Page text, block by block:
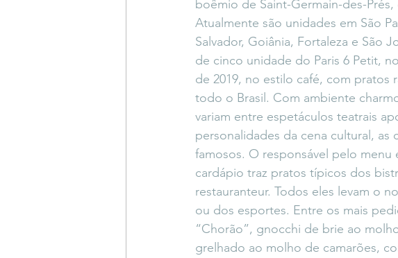
boêmio de Saint-Germain-des-
Atualmente são unidades em São
Salvador, Goiânia, Fortaleza e São
de cinco unidade do Paris 6 Petit,
de 2019, no estilo café, com pratos
todo o Brasil. Com ambiente
variam entre espetáculos teatrais
personalidades da cena cultural,
famosos. O responsável pelo menu
cardápio traz pratos típicos dos
restauranteur. Todos eles levam o
ou dos esportes. Entre os mais
“Chorão”, gnocchi de brie ao
grelhado ao molho de camarões,